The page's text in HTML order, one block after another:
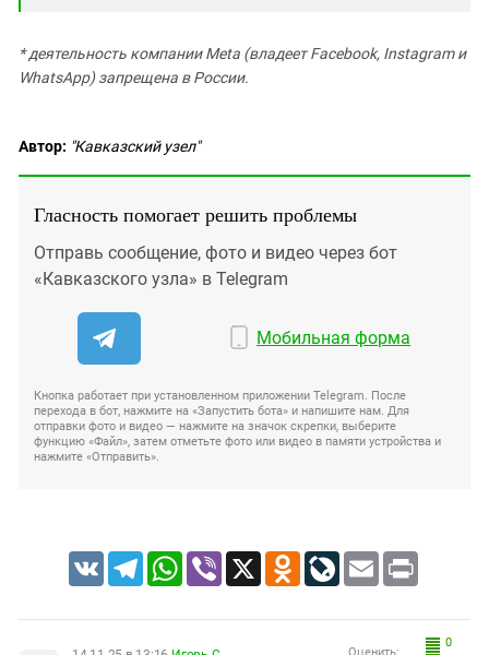
* деятельность компании Meta (владеет Facebook, Instagram и
WhatsApp) запрещена в России.
Автор: "Кавказский узел"
Гласность помогает решить проблемы
Отправь сообщение, фото и видео через бот
«Кавказского узла» в Telegram
Мобильная форма
Кнопка работает при установленном приложении Telegram. После
перехода в бот, нажмите на «Запустить бота» и напишите нам. Для
отправки фото и видео — нажмите на значок скрепки, выберите
функцию «Файл», затем отметьте фото или видео в памяти устройства и
нажмите «Отправить».
VK TelegramWhatsApp
Viber X Odnoklassniki
LiveJournal
Email Print
0
Оценить: